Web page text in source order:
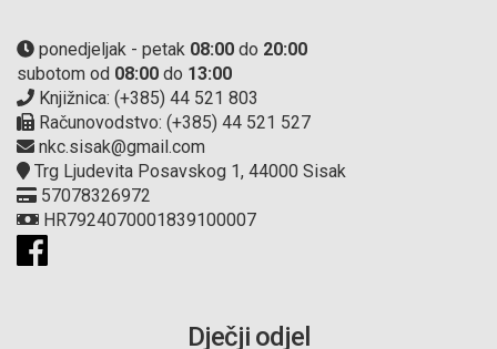
ponedjeljak - petak 08:00 do 20:00
subotom od 08:00 do 13:00
Knjižnica: (+385) 44 521 803
Računovodstvo: (+385) 44 521 527
nkc.sisak@gmail.com
Trg Ljudevita Posavskog 1, 44000 Sisak
57078326972
HR7924070001839100007
Dječji odjel